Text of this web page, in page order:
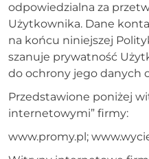
+48 33 874 77 20
wycieczki@promy.pl
WycieczkiPromy
WycieczkiPromy
odpowiedzialna za
Użytkownika. Dane
na końcu niniejszej
szanuje prywatność
do ochrony jego danych
Przedstawione poniżej
internetowymi” firmy:
www.promy.pl;